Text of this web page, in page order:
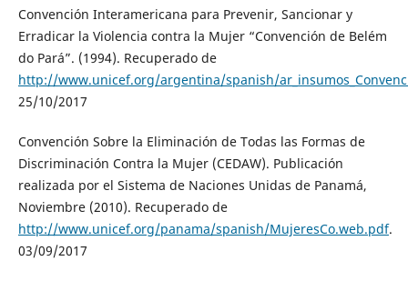
Convención Interamericana para Prevenir, Sancionar y
Erradicar la Violencia contra la Mujer “Convención de Belém
do Pará”. (1994). Recuperado de
http://www.unicef.org/argentina/spanish/
25/10/2017
Convención Sobre la Eliminación de Todas las Formas de
Discriminación Contra la Mujer (CEDAW). Publicación
realizada por el Sistema de Naciones Unidas de Panamá,
Noviembre (2010). Recuperado de
http://www.unicef.org/panama/spanish/MujeresCo.web.pdf.
03/09/2017